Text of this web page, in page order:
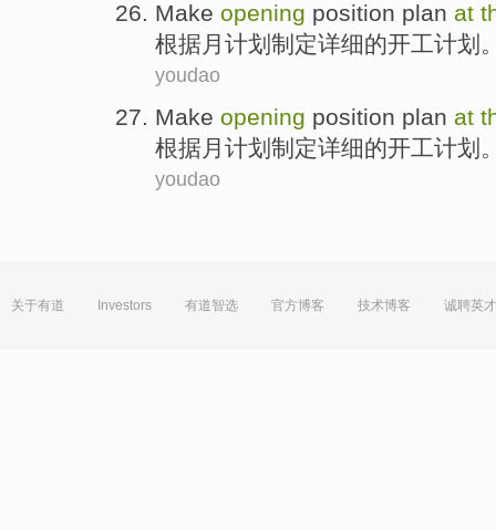
Make opening position plan at
根据月 计划 制定详细的开工计划
youdao
Make opening position plan at
根据月 计划 制定详细的开工计划
youdao
关于有道 Investors 有道智选 官方博客 技术博客 诚聘英才